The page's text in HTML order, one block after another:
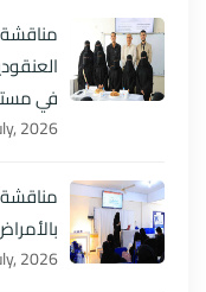
في
2026
2026